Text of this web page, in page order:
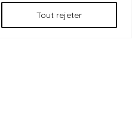
Tout rejeter